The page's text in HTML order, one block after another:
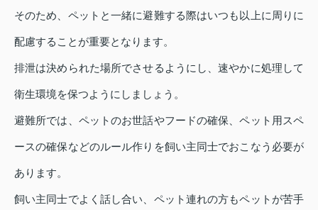
そのため、ペットと一緒に避難する際はいつも以上に周りに
配慮することが重要となります。
排泄は決められた場所でさせるようにし、速やかに処理して
衛生環境を保つようにしましょう。
避難所では、ペットのお世話やフードの確保、ペット用スペ
ースの確保などのルール作りを飼い主同士でおこなう必要が
あります。
飼い主同士でよく話し合い、ペット連れの方もペットが苦手